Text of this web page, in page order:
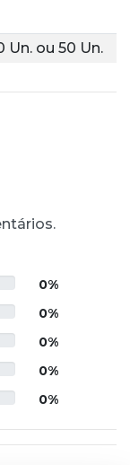
Un. ou 50 Un.
0%
0%
0%
0%
0%